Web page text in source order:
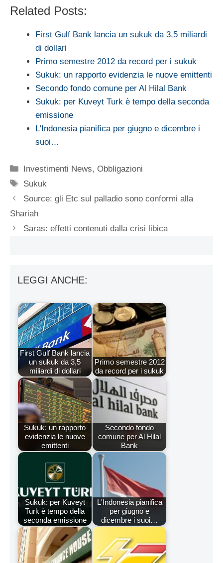
Related Posts:
First Gulf Bank lancia un sukuk da 3,5 miliardi
di dollari
Primo semestre 2012 da record per i sukuk
Sukuk: un rapporto evidenzia le nuove emittenti
Secondo fondo comune per Al Hilal Bank
Sukuk: per Kuveyt Turk è tempo della seconda
emissione
L'Indonesia pianifica per giugno e dicembre i
suoi…
Categorie
Investimenti News,Obbligazioni
Tag
Sukuk
Source: gli Etc sul palladio sono conformi alla
Shariah
Saras: effetti contenuti dalla crisi libica
LEGGI ANCHE:
First Gulf Bank lancia
un sukuk da 3,5
miliardi di dollari
Primo semestre 2012
da record per i sukuk
Sukuk: un rapporto
evidenzia le nuove
emittenti
Secondo fondo
comune per Al Hilal
Bank
Sukuk: per Kuveyt
Turk è tempo della
seconda emissione
L'Indonesia pianifica
per giugno e
dicembre i suoi…